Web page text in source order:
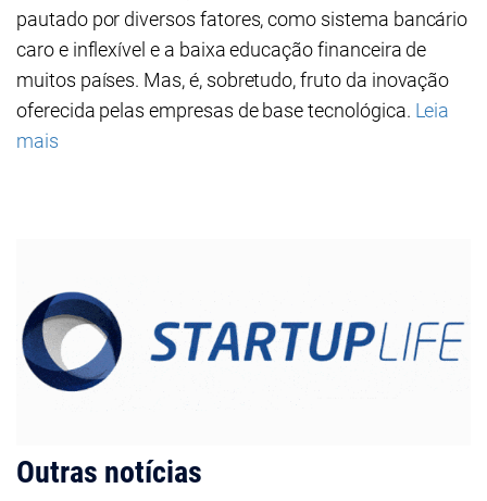
pautado por diversos fatores, como sistema bancário
caro e inflexível e a baixa educação financeira de
muitos países. Mas, é, sobretudo, fruto da inovação
oferecida pelas empresas de base tecnológica. Leia
mais
Outras notícias